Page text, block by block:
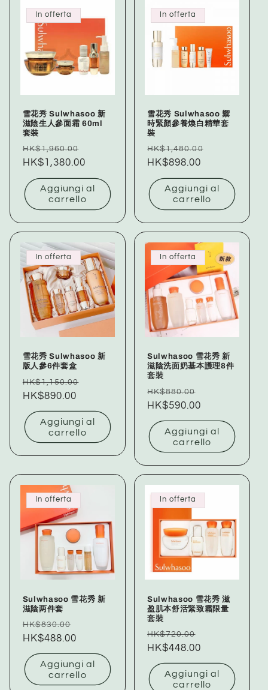
In offerta
雪花秀 Sulwhasoo 新
滋陰生人參面霜 60ml
套裝
Prezzo
di
listino
HK$1,960.00
scontato
HK$1,380.00
Aggiungi al
carrello
In offerta
雪花秀 Sulwhasoo 禦
時緊顏參養煥白精華套
裝
Prezzo
di
listino
HK$1,480.00
HK$898.00
Aggiungi al
carrello
In offerta
雪花秀 Sulwhasoo 新
版人參6件套盒
Prezzo
di
listino
HK$1,150.00
HK$890.00
Aggiungi al
carrello
In offerta
Sulwhasoo 雪花秀 新
滋陰洗面奶基本護理8件
套裝
Prezzo
di
listino
HK$880.00
HK$590.00
Aggiungi al
carrello
In offerta
Sulwhasoo 雪花秀 新
滋陰两件套
Prezzo
di
listino
HK$830.00
HK$488.00
Aggiungi al
carrello
In offerta
Sulwhasoo 雪花秀 滋
盈肌本舒活緊致霜限量
套裝
Prezzo
di
listino
HK$720.00
HK$448.00
Aggiungi al
carrello